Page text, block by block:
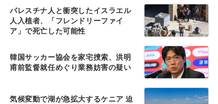
パレスチナ人と衝突したイスラエル
人入植者、「フレンドリーファイ
ア」で死亡した可能性
韓国サッカー協会を家宅捜索、洪明
甫前監督就任めぐり業務妨害の疑い
気候変動で湖が急拡大するケニア 迫